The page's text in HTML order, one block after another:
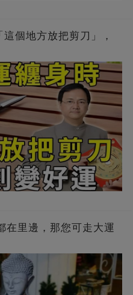
個地方放把剪刀」，
在里邊，那您可走大運